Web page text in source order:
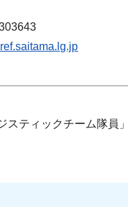
ティックチーム隊員